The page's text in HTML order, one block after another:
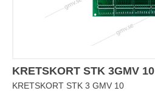
KRETSKORT STK 3GMV 10
KRETSKORT STK 3 GMV 10